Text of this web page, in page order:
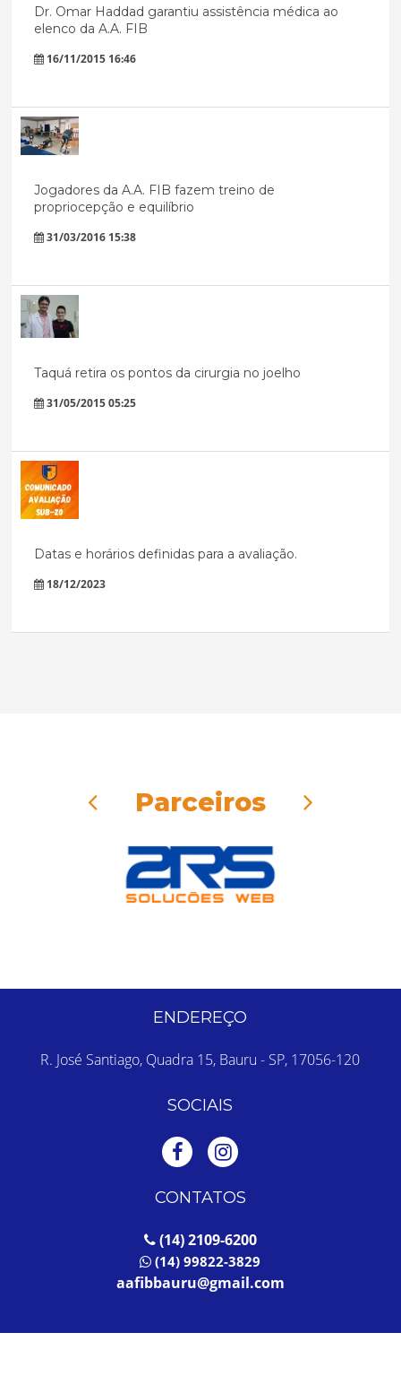
Dr. Omar Haddad garantiu assistência médica ao
elenco da A.A. FIB
16/11/2015 16:46
Jogadores da A.A. FIB fazem treino de
propriocepção e equilíbrio
31/03/2016 15:38
Taquá retira os pontos da cirurgia no joelho
31/05/2015 05:25
Datas e horários definidas para a avaliação.
18/12/2023
Parceiros
ENDEREÇO
R. José Santiago, Quadra 15, Bauru - SP, 17056-120
SOCIAIS
CONTATOS
(14) 2109-6200
(14) 99822-3829
aafibbauru@gmail.com